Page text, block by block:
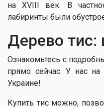
на ХVIII век. В
лабиринты были
Дерево тис:
Ознакомьтесь с
прямо сейчас. У нас
Украине!
Купить тис можно,